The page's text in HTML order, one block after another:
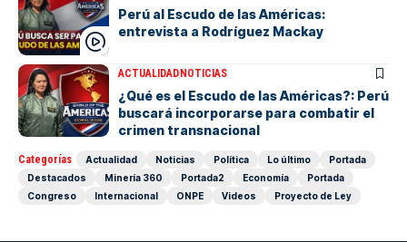
Perú al Escudo de las Américas:
entrevista a Rodríguez Mackay
ACTUALIDADNOTICIAS
¿Qué es el Escudo de las Américas?: Perú
buscará incorporarse para combatir el
crimen transnacional
Categorías Actualidad Noticias Política Lo último
Portada
Destacados
Minería 360 Portada2 Economía
Portada
Congreso
Internacional ONPE Videos Proyecto de Ley